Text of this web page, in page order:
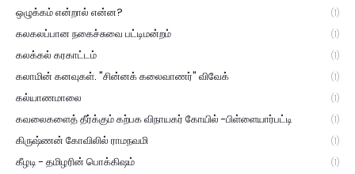
ஒழுக்கம் என்றால் என்ன? (1)
கலகலப்பான நகைச்சுவை பட்டிமன்றம் (1)
கலக்கல் கரகாட்டம் (1)
கலாமின் கனவுகள். "சின்னக் கலைவாணர்" விவேக் (1)
கல்யாணமாலை (1)
கவலைகளைத் தீர்க்கும் கற்பக விநாயகர் கோயில் -பிள்ளையார்பட்டி (1)
கிருஷ்ணன் கோவிலில் ராமநவமி (1)
கீழடி - தமிழரின் பொக்கிஷம் (1)